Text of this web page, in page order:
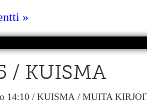
»
/ KUISMA
14:10 /KUISMA /MUITA